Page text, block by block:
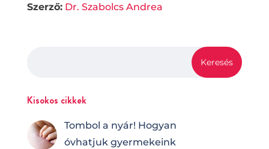
Szerző: Dr. Szabolcs Andrea
Kisokos cikkek
Tombol a nyár! Hogyan
óvhatjuk gyermekeink